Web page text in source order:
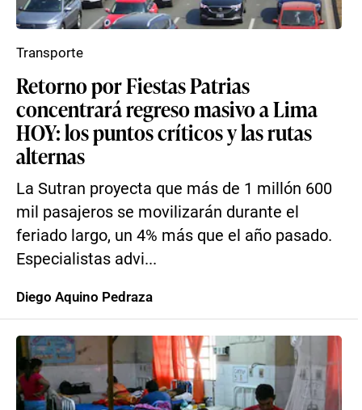
Retorno por Fiestas Patrias
concentrará regreso masivo a Lima
HOY: los puntos críticos y las rutas
alternas
La Sutran proyecta que más de 1 millón 600
mil pasajeros se movilizarán durante el
feriado largo, un 4% más que el año pasado.
Especialistas advi...
Transporte
Diego Aquino Pedraza